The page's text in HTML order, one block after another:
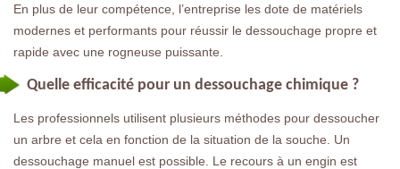
En plus de leur compétence, l’entreprise les dote de matériels
modernes et performants pour réussir le dessouchage propre et
rapide avec une rogneuse puissante.
Quelle efficacité pour un dessouchage chimique ?
Les professionnels utilisent plusieurs méthodes pour dessoucher
un arbre et cela en fonction de la situation de la souche. Un
dessouchage manuel est possible. Le recours à un engin est